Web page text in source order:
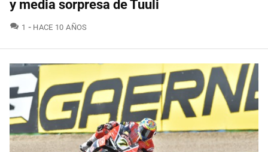
y media sorpresa de Tuuli
1 COMENTARIOS
HACE 10 AÑOS